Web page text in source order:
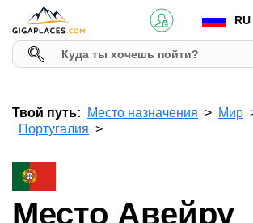
RU
Твой путь: Место назначения Мир
Португалия
Место Авейру